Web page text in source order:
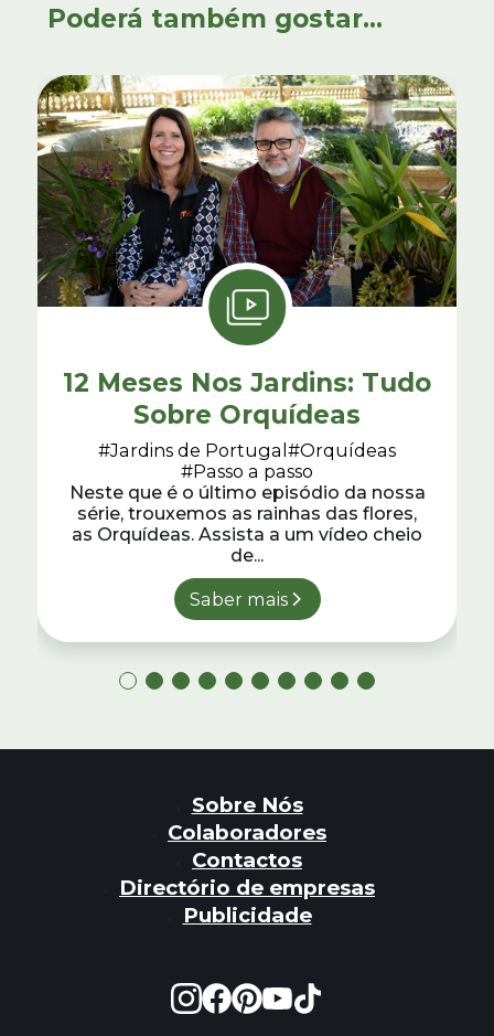
Poderá também gostar...
12 Meses Nos Jardins: Tudo
Sobre Orquídeas
#Jardins de Portugal#Orquídeas
#Passo a passo
Neste que é o último episódio da nossa
série, trouxemos as rainhas das flores,
as Orquídeas. Assista a um vídeo cheio
de...
Saber mais
Sobre Nós
Colaboradores
Contactos
Directório de empresas
Publicidade